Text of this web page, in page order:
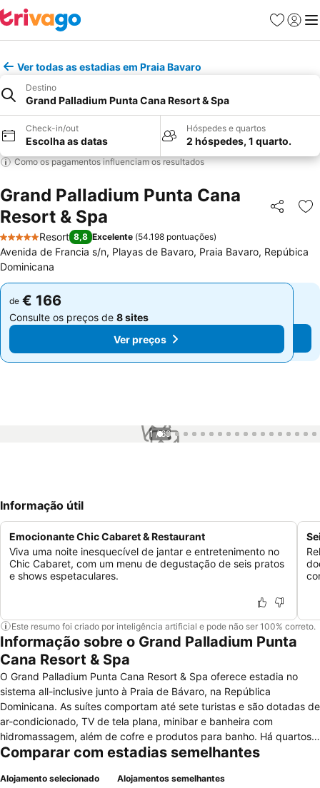
Favoritos
Iniciar
Ver todas as estadias em Praia Bavaro
Destino
Grand Palladium Punta Cana Resort & Spa
Check-in/out
Escolha as datas
Hóspedes e quartos
2 hóspedes, 1 quarto.
Como os pagamentos influenciam os resultados
Grand Palladium Punta Cana
Resort & Spa
Partilhar
5 Estrelas
Resort 8,8 Excelente (54.198 pontuações)
Avenida de Francia s/n, Playas de Bavaro, Praia Bavaro, Repúbica
Dominicana
de € 166
Consulte os preços de 8 sites
Ver preços
de € 166
Consulte os preços de 8 sites
Ver preços
1 / 69
Informação útil
Emocionante Chic Cabaret & Restaurant
Viva uma noite inesquecível de jantar e entretenimento no
Chic Cabaret, com um menu de degustação de seis pratos
e shows espetaculares.
Este resumo foi criado por inteligência artificial e pode não ser 100% correto.
Informação sobre o Grand Palladium Punta
Cana Resort & Spa
O Grand Palladium Punta Cana Resort & Spa oferece estadia no
sistema all-inclusive junto à Praia de Bávaro, na República
Dominicana. As suítes comportam até sete turistas e são dotadas de
ar-condicionado, TV de tela plana, minibar e banheira com
hidromassagem, além de cofre e produtos para banho. Há quartos
adaptados para pessoas de mobilidade reduzida. Além de
dispõe de cinco piscinas, cassino, apresentações musicais,
Comparar com estadias semelhantes
Alojamento selecionado Alojamentos semelhantes